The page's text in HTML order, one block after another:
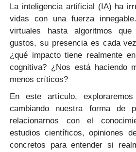
La inteligencia artificial (IA) ha
vidas con una fuerza
virtuales hasta algoritmos que
gustos, su presencia es cada
¿qué impacto tiene realmente
cognitiva? ¿Nos está haciendo
menos críticos?
En este artículo,
cambiando nuestra forma de
relacionarnos con el
estudios científicos, opiniones
concretos para entender si